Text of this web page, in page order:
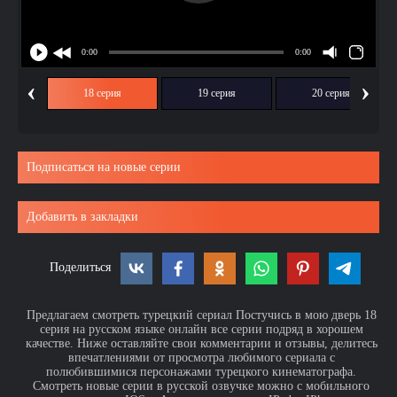
‹ 18 серия 19 серия 20 серия ›
Подписаться на новые серии
Добавить в закладки
Поделиться
Предлагаем смотреть турецкий сериал Постучись в мою дверь 18
серия на русском языке онлайн все серии подряд в хорошем
качестве. Ниже оставляйте свои комментарии и отзывы, делитесь
впечатлениями от просмотра любимого сериала с
полюбившимися персонажами турецкого кинематографа.
Смотреть новые серии в русской озвучке можно с мобильного